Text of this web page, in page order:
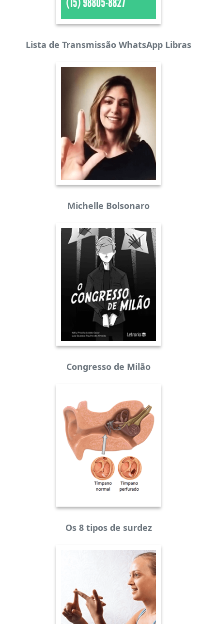
Lista de Transmissão WhatsApp Libras
Michelle Bolsonaro
Congresso de Milão
Os 8 tipos de surdez